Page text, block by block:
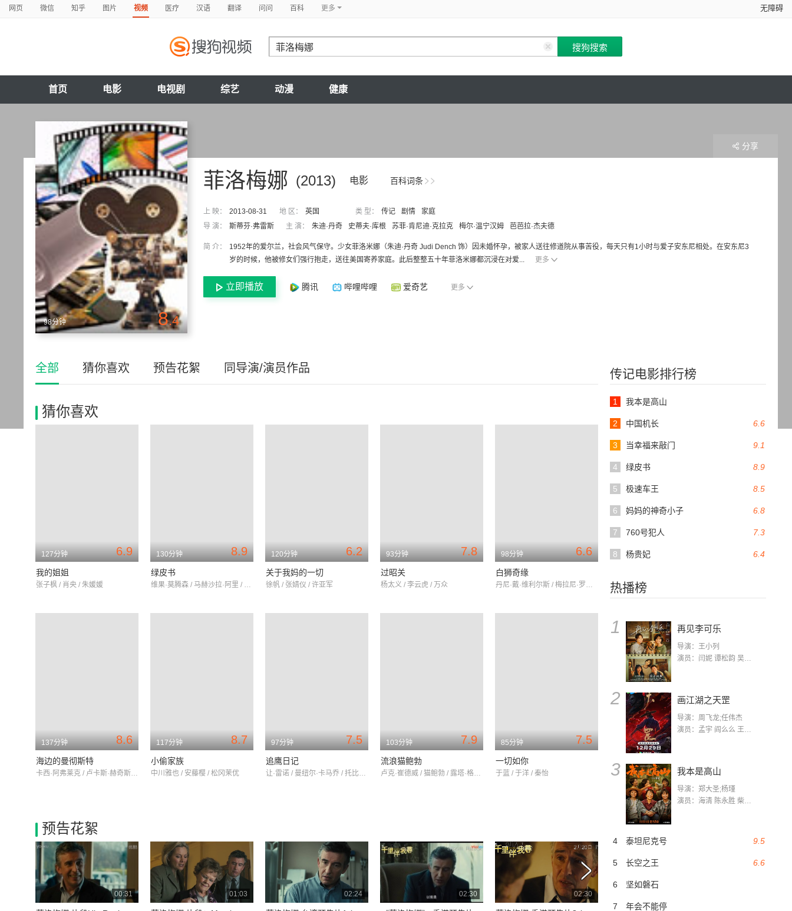
网页 微信 知乎 图片 视频 医疗 汉语 翻译 问问 百科 更多 无障碍
首页 电影 电视剧 综艺 动漫 健康
98分钟 8.4
百科词条
(2013) 电影
菲洛梅娜
上 映： 2013-08-31 地 区： 英国 类 型： 传记 剧情
家庭
导 演：
斯蒂芬·弗雷斯 主 演： 朱迪·丹奇 史蒂夫·库根 苏菲·肯尼迪·克拉克 梅尔·温宁汉姆 芭芭拉·杰夫德
简 介：
1952年的爱尔兰，社会风气保守。少女菲洛米娜（朱迪·丹奇 Judi Dench 饰）因未婚怀孕，被家人送往修道院从事苦役，每天只有1小时与爱子安东尼相处。在安东尼3
岁的时候，他被修女们强行抱走，送往美国寄养家庭。此后整整五十年菲洛米娜都沉浸在对爱...
更多
立即播放 腾讯 哔哩哔哩 爱奇艺 更多
分享
传记电影排行榜
1 我本是高山
6.6
2 中国机长
9.1
3 当幸福来敲门
8.9
4 绿皮书
8.5
5 极速车王
6.8
6 妈妈的神奇小子
7.3
7 760号犯人
6.4
8 杨贵妃
热播榜
1 再见李可乐
导演：王小列
演员：闫妮 谭松韵 吴京 蒋龙 赵小棠 冯雷 李虎城 平安 小七 小可乐
2 画江湖之天罡
导演：周飞龙;任伟杰
演员：孟宇 阎么么 王凯 郭政建 阎萌萌 杨默 高枫 齐斯伽 刘芊含 马程
3 我本是高山
导演：郑大圣;杨瑾
演员：海清 陈永胜 柴烨 王玥婷 万国鹏 美朵达瓦 赵瑞婷 罗解艳 郭莉娜 潘家艳
9.5
4 泰坦尼克号
6.6
5 长空之王
6 坚如磐石
7 年会不能停
全部 猜你喜欢 预告花絮 同导演/演员作品
猜你喜欢
6.9
127分钟
我的姐姐
张子枫 / 肖央 / 朱媛媛
8.9
130分钟
绿皮书
维果·莫腾森 / 马赫沙拉·阿里 / 琳达·卡德里尼
6.2
120分钟
关于我妈的一切
徐帆 / 张婧仪 / 许亚军
7.8
93分钟
过昭关
杨太义 / 李云虎 / 万众
6.6
98分钟
白狮奇缘
丹尼·戴·维利尔斯 / 梅拉尼·罗兰 / 兰利·柯克伍德
8.6
137分钟
海边的曼彻斯特
卡西·阿弗莱克 / 卢卡斯·赫奇斯 / 米歇尔·威廉姆斯
8.7
117分钟
小偷家族
中川雅也 / 安藤樱 / 松冈茉优
7.5
97分钟
追鹰日记
让·雷诺 / 曼纽尔·卡马乔 / 托比亚斯·莫雷蒂
7.9
103分钟
流浪猫鲍勃
卢克·崔德威 / 猫鲍勃 / 露塔·格德米纳斯
7.5
85分钟
一切如你
于蓝 / 于洋 / 秦怡
预告花絮
00:31 01:03 02:24 02:30 02:30